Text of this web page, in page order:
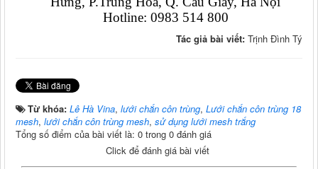
Hotline: 0983 514 800
Tác giả bài viết: Trịnh Đình Tý
Từ khóa: Lê Hà Vina, lưới chắn côn trùng, Lưới chắn côn trùng 18
mesh, lưới chắn côn trùng mesh, sử dụng lưới mesh trắng
Tổng số điểm của bài viết là: 0 trong 0 đánh giá
Click để đánh giá bài viết